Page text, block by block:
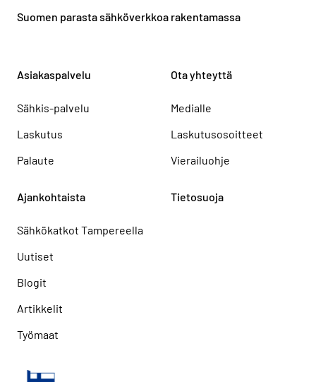
Suomen parasta sähköverkkoa rakentamassa
Asiakaspalvelu
Sähkis-palvelu
Laskutus
Palaute
Ota yhteyttä
Medialle
Laskutusosoitteet
Vierailuohje
Ajankohtaista
Sähkökatkot Tampereella
Uutiset
Blogit
Artikkelit
Työmaat
Tietosuoja